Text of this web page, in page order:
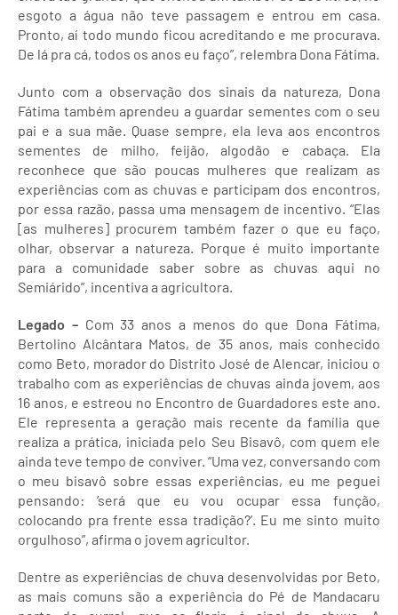
esgoto a água não teve passagem e entrou em casa.
Pronto, aí todo mundo ficou acreditando e me procurava.
De lá pra cá, todos os anos eu faço”, relembra Dona Fátima.
Junto com a observação dos sinais da natureza, Dona
Fátima também aprendeu a guardar sementes com o seu
pai e a sua mãe. Quase sempre, ela leva aos encontros
sementes de milho, feijão, algodão e cabaça. Ela
reconhece que são poucas mulheres que realizam as
experiências com as chuvas e participam dos encontros,
por essa razão, passa uma mensagem de incentivo. “Elas
[as mulheres] procurem também fazer o que eu faço,
olhar, observar a natureza. Porque é muito importante
para a comunidade saber sobre as chuvas aqui no
Semiárido”, incentiva a agricultora.
Legado –Com 33 anos a menos do que Dona Fátima,
Bertolino Alcântara Matos, de 35 anos, mais conhecido
como Beto, morador do Distrito José de Alencar, iniciou o
trabalho com as experiências de chuvas ainda jovem, aos
16 anos, e estreou no Encontro de Guardadores este ano.
Ele representa a geração mais recente da família que
realiza a prática, iniciada pelo Seu Bisavô, com quem ele
ainda teve tempo de conviver. “Uma vez, conversando com
o meu bisavô sobre essas experiências, eu me peguei
pensando: ‘será que eu vou ocupar essa função,
colocando pra frente essa tradição?’. Eu me sinto muito
orgulhoso”, afirma o jovem agricultor.
Dentre as experiências de chuva desenvolvidas por Beto,
as mais comuns são a experiência do Pé de Mandacaru